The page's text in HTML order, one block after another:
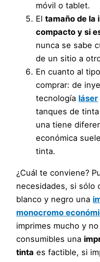
móvil o tablet.
Eltamaño de la
compacto y si
nunca se sabe
de un sitio a
En cuanto al
comprar: de
tecnología láser
tanques de
una tiene
económica
tinta.
¿Cuál te conviene?
necesidades, si sólo
blanco y negro una
monocromo
imprimes mucho y
consumibles una
tinta es factible, si